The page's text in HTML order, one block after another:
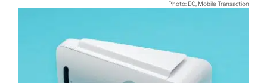
Photo: EC, Mobile Transaction